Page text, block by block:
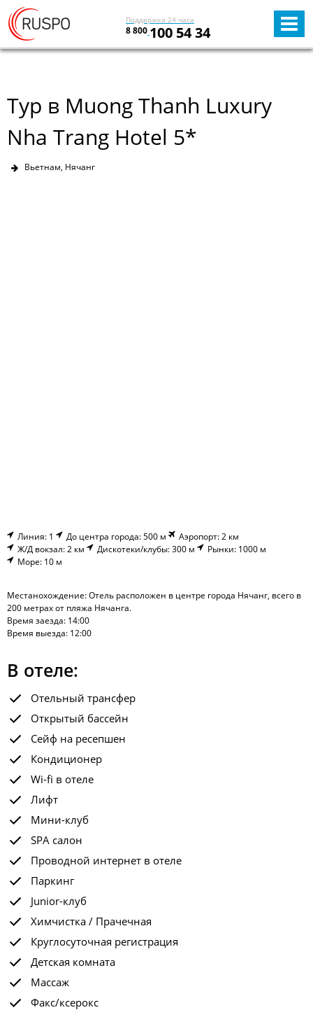
Поддержка 24 часа
8 800 100 54 34
Тур в Muong Thanh Luxury
Nha Trang Hotel 5*
Вьетнам, Нячанг
Линия: 1 До центра города: 500 м
Аэропорт: 2 км
Ж/Д вокзал: 2 км
Дискотеки/клубы: 300 м
Рынки: 1000 м
Море: 10 м
Местанохождение: Отель расположен в центре города Нячанг, всего в
200 метрах от пляжа Нячанга.
Время заезда: 14:00
Время выезда: 12:00
В отеле:
Отельный трансфер
Открытый бассейн
Сейф на ресепшен
Кондиционер
Wi-fi в отеле
Лифт
Мини-клуб
SPA салон
Проводной интернет в отеле
Паркинг
Junior-клуб
Химчистка / Прачечная
Круглосуточная регистрация
Детская комната
Массаж
Факс/ксерокс